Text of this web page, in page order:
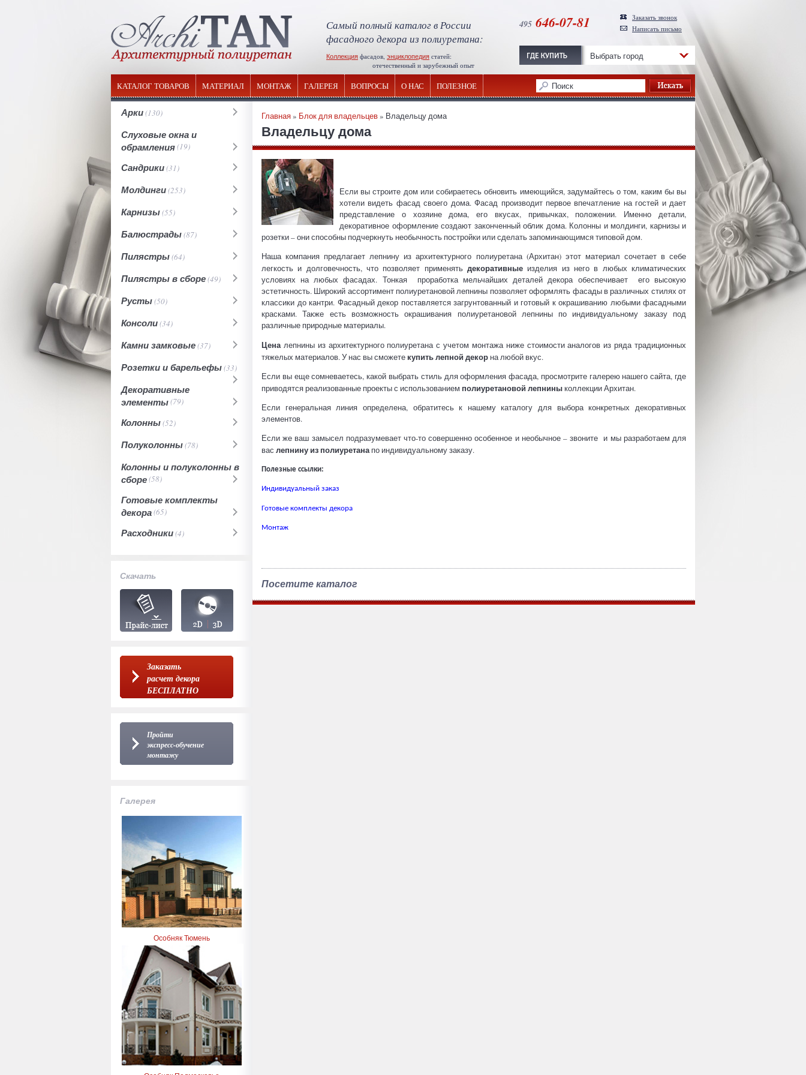
Самый полный каталог в России
фасадного декора из полиуретана:
Коллекция фасадов, энциклопедия статей:
отечественный и зарубежный опыт
495 646-07-81
Заказать звонок
Написать письмо
Выбрать город
КАТАЛОГ ТОВАРОВ МАТЕРИАЛ МОНТАЖ ГАЛЕРЕЯ ВОПРОСЫ О НАС ПОЛЕЗНОЕ
Арки(130)
Слуховые окна и
обрамления(19)
Сандрики(31)
Молдинги(253)
Карнизы(55)
Балюстрады(87)
Пилястры(64)
Пилястры в сборе(49)
Русты(50)
Консоли(34)
Камни замковые(37)
Розетки и барельефы(33)
Декоративные
элементы(79)
Колонны(52)
Полуколонны(78)
Колонны и полуколонны в
сборе(58)
Готовые комплекты
декора(65)
Расходники(4)
Скачать
Заказать
расчет декора
БЕСПЛАТНО
Пройти
экспресс-обучение
монтажу
Галерея
Особняк Тюмень
Главная» Блок для владельцев» Владельцу дома
Владельцу дома
Если вы строите дом или собираетесь обновить имеющийся, задумайтесь о том, каким бы вы
хотели видеть фасад своего дома. Фасад производит первое впечатление на гостей и дает
представление о хозяине дома, его вкусах, привычках, положении.
Именно детали,
декоративное оформление создают законченный облик дома. Колонны и молдинги, карнизы и
розетки – они способны подчеркнуть необычность постройки или сделать запоминающимся типовой дом.
Наша компания предлагает лепнину из архитектурного полиуретана (Архитан) этот материал сочетает в себе
легкость и долговечность, что позволяет применять декоративные изделия из него в любых климатических
условиях на любых фасадах. Тонкая проработка мельчайших деталей декора обеспечивает его высокую
эстетичность. Широкий ассортимент полиуретановой лепнины позволяет оформлять фасады в различных стилях от
классики до кантри. Фасадный декор поставляется загрунтованный и готовый к окрашиванию любыми фасадными
красками. Также есть возможность окрашивания полиуретановой лепнины по индивидуальному заказу под
различные природные материалы.
Ценалепнины из архитектурного полиуретана с учетом монтажа ниже стоимости аналогов из ряда традиционных
тяжелых материалов. У нас вы сможете купить лепной декор на любой вкус.
Если вы еще сомневаетесь, какой выбрать стиль для оформления фасада, просмотрите галерею нашего сайта, где
приводятся реализованные проекты с использованием полиуретановой лепниныколлекции Архитан.
Если генеральная линия определена, обратитесь к нашему каталогу для выбора конкретных декоративных
элементов.
Если же ваш замысел подразумевает что-то совершенно особенное и необычное – звоните и мы разработаем для
вас лепнину из полиуретанапо индивидуальному заказу.
Полезные ссылки:
Индивидуальный заказ
Готовые комплекты декора
Монтаж
Посетите каталог